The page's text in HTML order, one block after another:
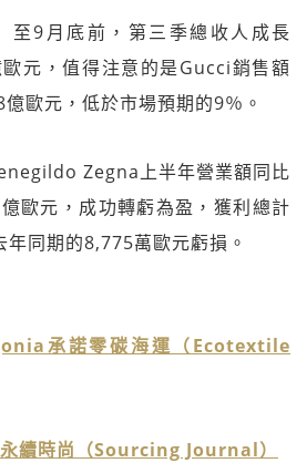
至9月底前，第三季總收人成長
元，值得注意的是Gucci銷售額
歐元，低於市場預期的9％。
Zegna上半年營業額同比
歐元，成功轉虧為盈，獲利總計
同期的8,775萬歐元虧損。
承諾零碳海運（Ecotextile
續時尚（Sourcing Journal）